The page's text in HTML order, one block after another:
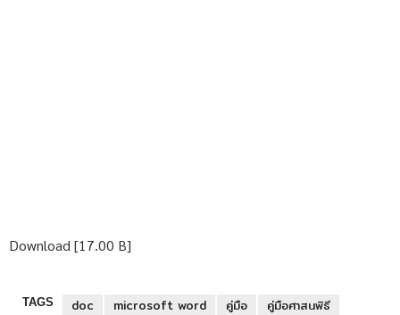
Download [17.00 B]
TAGS doc microsoft word คู่มือ
คู่มือศาสนพิธี